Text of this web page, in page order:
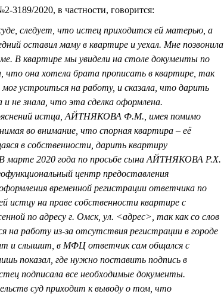
3189/2020, в частности, говорится:
следует, что истец приходится ей матерью, а
оставил маму в квартире и уехал. Мне позвонила
В квартире мы увидели на столе документы по
что она хотела брата прописать в квартире, так
устроиться на работу, и сказала, что дарить
не знала, что эта сделка оформлена.
пояснений истца, АЙТНЯКОВА Ф.М., имея помимо
во внимание, что спорная квартира – её
в собственности, дарить квартиру
марте 2020 года по просьбе сына АЙТНЯКОВА Р.Х.
центр предоставления
временной регистрации ответчика по
истцу на праве собственности квартире с
по адресу г. Омск, ул. <адрес>, так как со слов
работу из-за отсутствия регистрации в городе
и слышит, в МФЦ ответчик сам общался с
показал, где нужно поставить подпись в
подписала все необходимые документы.
суд приходит к выводу о том, что